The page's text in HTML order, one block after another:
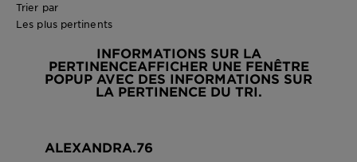
Trier par
Les plus pertinents
INFORMATIONS SUR LA
PERTINENCEAFFICHER UNE FENÊTRE
POPUP AVEC DES INFORMATIONS SUR
LA PERTINENCE DU TRI.
ALEXANDRA.76